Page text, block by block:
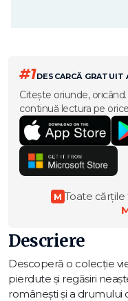
#1DESCARCĂ
Citește oriunde,
continuă lectura pe
M Toate cărțile
Descriere
Descoperă o colecție
pierdute și regăsiri
românești și a drumului